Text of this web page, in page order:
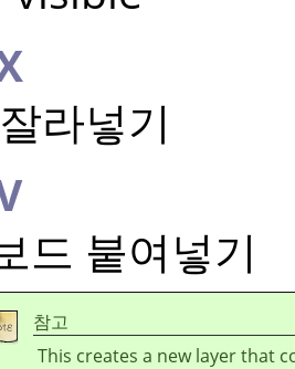
라넣기
드 붙여넣기
참고
This creates a new layer that